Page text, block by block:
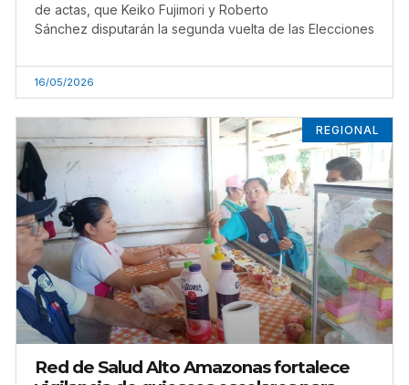
de actas, que Keiko Fujimori y Roberto
Sánchez disputarán la segunda vuelta de las Elecciones
16/05/2026
REGIONAL
Red de Salud Alto Amazonas fortalece